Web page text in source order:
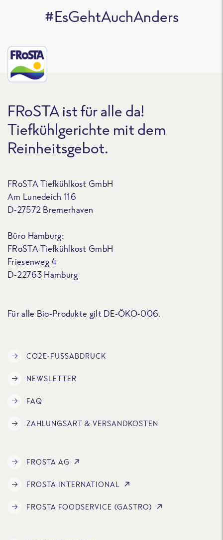
#EsGehtAuchAnders
FRoSTA ist für alle da!
Tiefkühlgerichte mit dem
Reinheitsgebot.
FRoSTA Tiefkühlkost GmbH
Am Lunedeich 116
D-27572 Bremerhaven
Büro Hamburg:
FRoSTA Tiefkühlkost GmbH
Friesenweg 4
D-22763 Hamburg
Für alle Bio-Produkte gilt DE-ÖKO-006.
CO2E-FUSSABDRUCK
NEWSLETTER
FAQ
ZAHLUNGSART & VERSANDKOSTEN
FROSTA AG
FROSTA INTERNATIONAL
FROSTA FOODSERVICE (GASTRO)